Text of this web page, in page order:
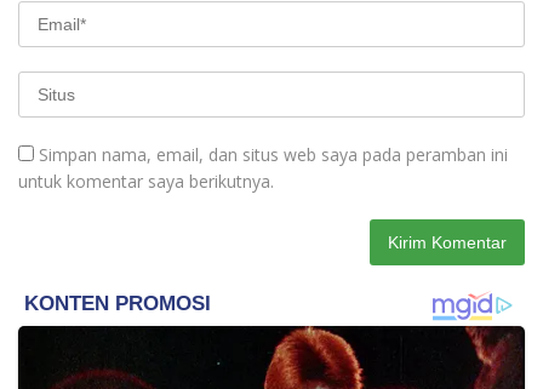
Simpan nama, email, dan situs web saya pada peramban ini
untuk komentar saya berikutnya.